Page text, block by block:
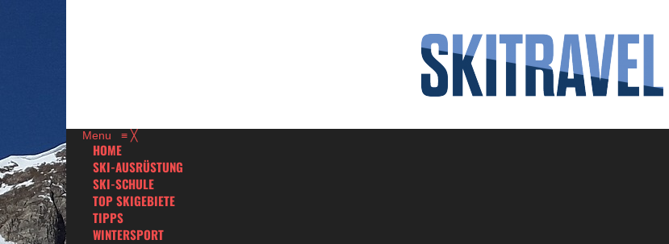
Menu ≡ ╳
HOME
SKI-AUSRÜSTUNG
SKI-SCHULE
TOP SKIGEBIETE
TIPPS
WINTERSPORT